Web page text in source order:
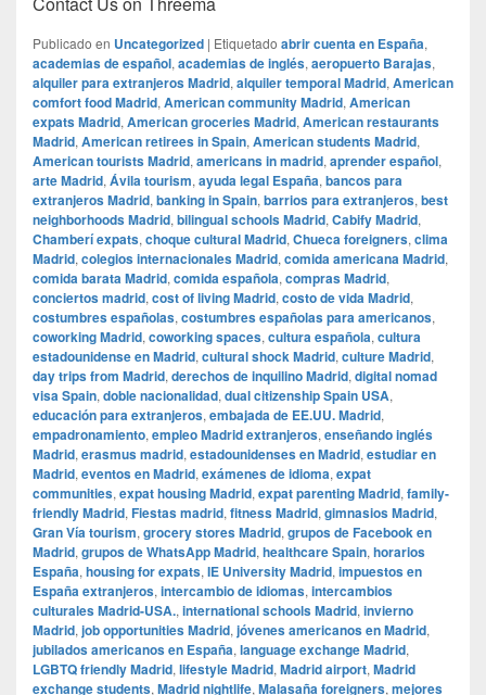
Publicado en Uncategorized | Etiquetado abrir cuenta en España,
academias de español, academias de inglés, aeropuerto Barajas,
alquiler para extranjeros Madrid, alquiler temporal Madrid, American
comfort food Madrid, American community Madrid, American
expats Madrid, American groceries Madrid, American restaurants
Madrid, American retirees in Spain, American students Madrid,
American tourists Madrid, americans in madrid, aprender español,
arte Madrid, Ávila tourism, ayuda legal España, bancos para
extranjeros Madrid, banking in Spain, barrios para extranjeros, best
neighborhoods Madrid, bilingual schools Madrid, Cabify Madrid,
Chamberí expats, choque cultural Madrid, Chueca foreigners, clima
Madrid, colegios internacionales Madrid, comida americana Madrid,
comida barata Madrid, comida española, compras Madrid,
conciertos madrid, cost of living Madrid, costo de vida Madrid,
costumbres españolas, costumbres españolas para americanos,
coworking Madrid, coworking spaces, cultura española, cultura
estadounidense en Madrid, cultural shock Madrid, culture Madrid,
day trips from Madrid, derechos de inquilino Madrid, digital nomad
visa Spain, doble nacionalidad, dual citizenship Spain USA,
educación para extranjeros, embajada de EE.UU. Madrid,
empadronamiento, empleo Madrid extranjeros, enseñando inglés
Madrid, erasmus madrid, estadounidenses en Madrid, estudiar en
Madrid, eventos en Madrid, exámenes de idioma, expat
communities, expat housing Madrid, expat parenting Madrid, family-
friendly Madrid, Fiestas madrid, fitness Madrid, gimnasios Madrid,
Gran Vía tourism, grocery stores Madrid, grupos de Facebook en
Madrid, grupos de WhatsApp Madrid, healthcare Spain, horarios
España, housing for expats, IE University Madrid, impuestos en
España extranjeros, intercambio de idiomas, intercambios
culturales Madrid-USA., international schools Madrid, invierno
Madrid, job opportunities Madrid, jóvenes americanos en Madrid,
jubilados americanos en España, language exchange Madrid,
LGBTQ friendly Madrid, lifestyle Madrid, Madrid airport, Madrid
exchange students, Madrid nightlife, Malasaña foreigners, mejores